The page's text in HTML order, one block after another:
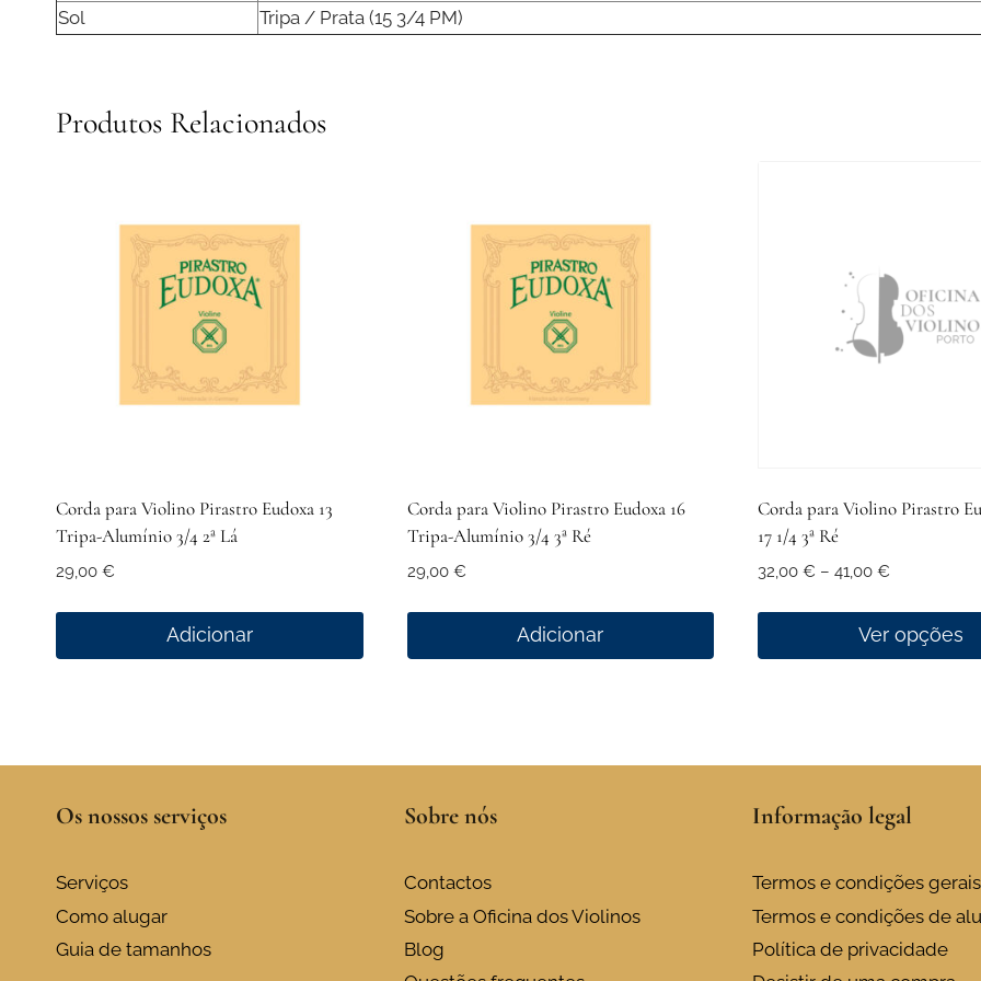
Sol Tripa / Prata (15 3/4 PM)
Produtos Relacionados
Corda para Violino Pirastro Eudoxa 13
Tripa-Alumínio 3/4 2ª Lá
29,00 €
Adicionar
Corda para Violino Pirastro Eudoxa 16
Tripa-Alumínio 3/4 3ª Ré
29,00 €
Adicionar
Corda para Violino Pirastro
17 1/4 3ª Ré
32,00 € – 41,00 €
through
Ver opções
multiple
The
may
be
chosen
Os nossos serviços
Serviços
Como alugar
Guia de tamanhos
Sobre nós
Contactos
Sobre a Oficina dos Violinos
Blog
Informação legal
Termos e condições gerais
Termos e condições de
Política de privacidade